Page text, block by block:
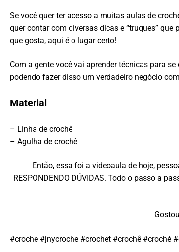
Se você quer ter acesso a muitas aulas de
quer contar com diversas dicas e “truques”
que gosta, aqui é o lugar certo!
Com a gente você vai aprender técnicas para
podendo fazer disso um verdadeiro negócio
Material
– Linha de crochê
– Agulha de crochê
Então, essa foi a videoaula de hoje,
RESPONDENDO DÚVIDAS. Todo o passo a
#croche #jnycroche #crochet #crochê #croché